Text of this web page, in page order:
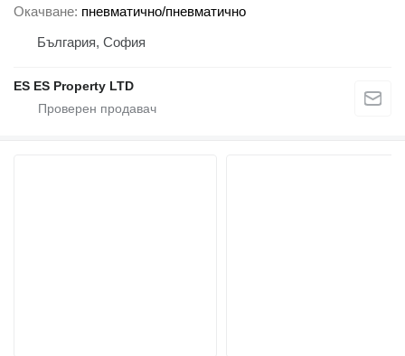
Окачване пневматично/пневматично
България, София
ES ES Property LTD